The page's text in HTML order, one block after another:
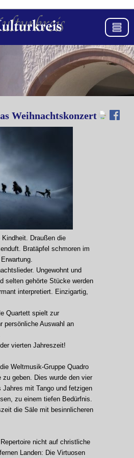
Weihnachtskonzert
Kindheit. Draußen die
Bratäpfel schmoren im
Ungewohnt und
selten gehörte Stücke werden
interpretiert. Einzigartig,
Quartett spielt zur
persönliche Auswahl an
vierten Jahreszeit!
Weltmusik-Gruppe Quadro
zu geben. Dies wurde den vier
Jahres mit Tango und fetzigen
zu einem tiefen Bedürfnis.
die Säle mit besinnlicheren
nicht auf christliche
Landen: Die Virtuosen